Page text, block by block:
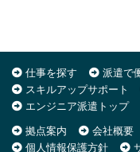
仕事を探す 派遣で
スキルアップサポート
エンジニア派遣トップ
拠点案内
会社概要
個人情報保護方針